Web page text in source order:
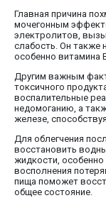
Главная причина
мочегонным
электролитов,
слабость. Он также
особенно витамина
Другим важным
токсичного
воспалительные
недомоганию, а
железе,
Для облегчения
восстановить
жидкости,
восполнения
пища поможет
общее состояние.